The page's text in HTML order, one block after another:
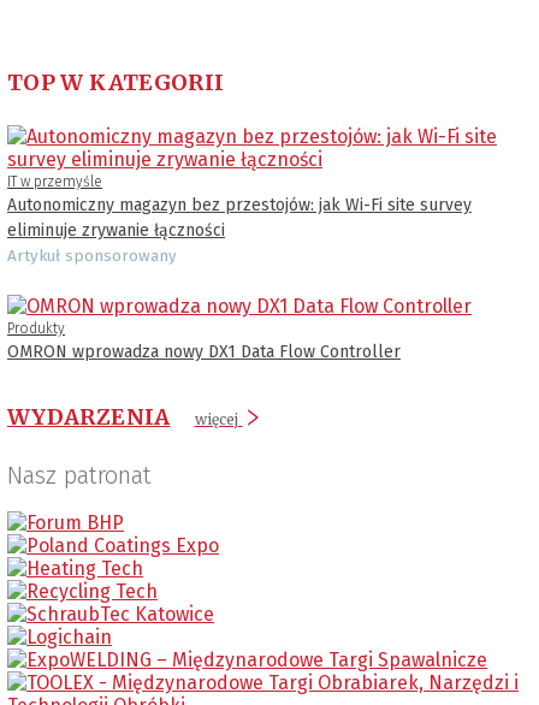
TOP W KATEGORII
IT w przemyśle
Autonomiczny magazyn bez przestojów: jak Wi-Fi site survey
eliminuje zrywanie łączności
Artykuł sponsorowany
Produkty
OMRON wprowadza nowy DX1 Data Flow Controller
WYDARZENIA więcej
Nasz patronat